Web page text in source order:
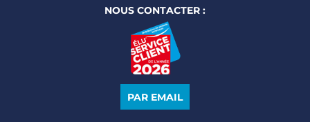
NOUS CONTACTER :
PAR EMAIL